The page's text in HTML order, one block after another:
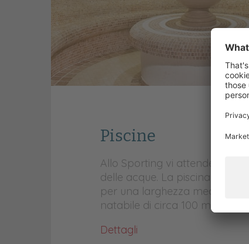
Piscine
Allo Sporting vi attende un
delle acque. La piscina
per una larghezza media di 6
natabile di circa 100 m².
Dettagli